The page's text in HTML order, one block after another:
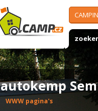
autokemp
WWW pagina's